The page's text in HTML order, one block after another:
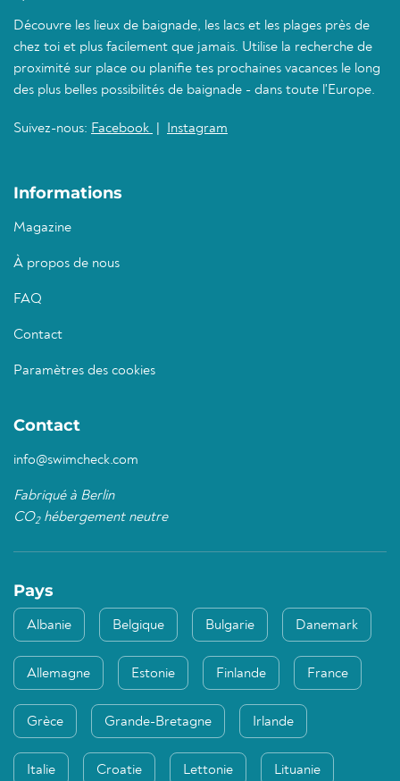
Découvre les lieux de baignade, les lacs et les plages près de
chez toi et plus facilement que jamais. Utilise la recherche de
proximité sur place ou planifie tes prochaines vacances le long
des plus belles possibilités de baignade - dans toute l'Europe.
Suivez-nous: Facebook Instagram
Informations
Magazine
À propos de nous
FAQ
Contact
Paramètres des cookies
Contact
info@swimcheck.com
Fabriqué à Berlin
CO2hébergement neutre
Pays
Albanie Belgique Bulgarie Danemark
Allemagne Estonie Finlande France
Grèce Grande-Bretagne Irlande
Italie Croatie Lettonie Lituanie